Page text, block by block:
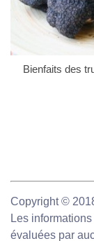
Bienfaits des
Copyright ©
Les
évaluées par